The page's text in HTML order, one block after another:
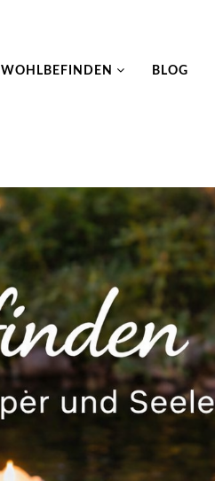
WOHLBEFINDEN BLOG